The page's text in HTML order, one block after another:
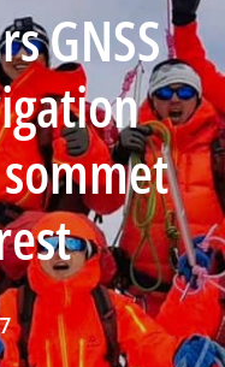
GNSS